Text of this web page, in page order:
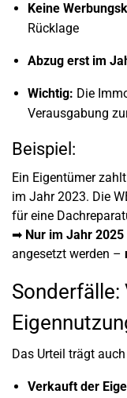
Keine
Rücklage
Abzug erst im
Wichtig: Die
Verausgabung
Beispiel:
Ein Eigentümer
im Jahr 2023. Die
für eine
➡ Nur im Jahr 2025
angesetzt werden –
Sonderfälle:
Das Urteil trägt
Verkauft der